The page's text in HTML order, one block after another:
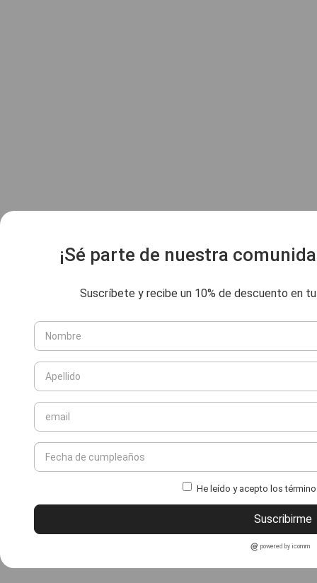
¡Sé parte de nuestra
Suscríbete y recibe un 10% de descuento en
He leído y acepto los
Suscribirme
powered by icomm